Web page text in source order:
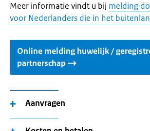
Meer informatie vindt u bij melding
voor Nederlanders die in het
Online melding huwelijk /
partnerschap
Aanvragen